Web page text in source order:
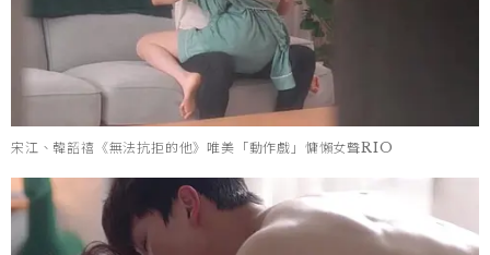
宋江、韓韶禧《無法抗拒的他》唯美「動作戲」慵懶女聲RIO